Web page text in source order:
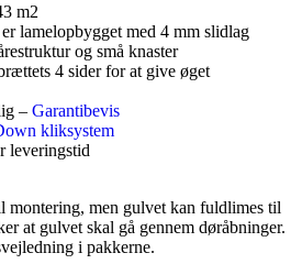
m2
lamelopbygget med 4 mm slidlag
og små knaster
4 sider for at give øget
– Garantibevis
kliksystem
leveringstid
montering, men gulvet kan fuldlimes til
at gulvet skal gå gennem døråbninger.
i pakkerne.